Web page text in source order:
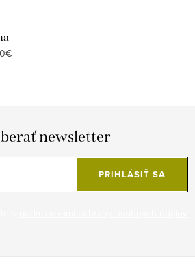
newsletter
PRIHLÁSIŤ SA